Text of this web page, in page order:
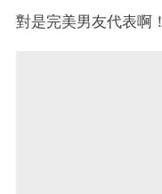
對是完美男友代表啊！